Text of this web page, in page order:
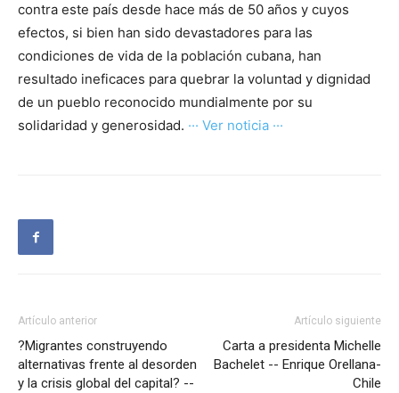
contra este país desde hace más de 50 años y cuyos
efectos, si bien han sido devastadores para las
condiciones de vida de la población cubana, han
resultado ineficaces para quebrar la voluntad y dignidad
de un pueblo reconocido mundialmente por su
solidaridad y generosidad. ··· Ver noticia ···
Artículo anterior
?Migrantes construyendo
alternativas frente al desorden
y la crisis global del capital? --
Artículo siguiente
Carta a presidenta Michelle
Bachelet -- Enrique Orellana-
Chile